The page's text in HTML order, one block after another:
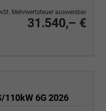
31.540,– €
Mehrwertsteuer ausweisbar
110kW 6G 2026